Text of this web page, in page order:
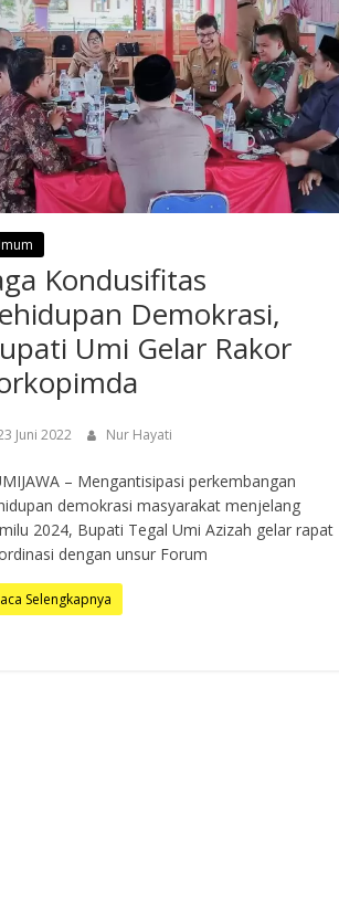
Kondusifitas
Demokrasi,
Umi Gelar Rakor
Juni 2022 Nur Hayati
– Mengantisipasi perkembangan
demokrasi masyarakat menjelang
2024, Bupati Tegal Umi Azizah gelar rapat
dengan unsur Forum
Selengkapnya